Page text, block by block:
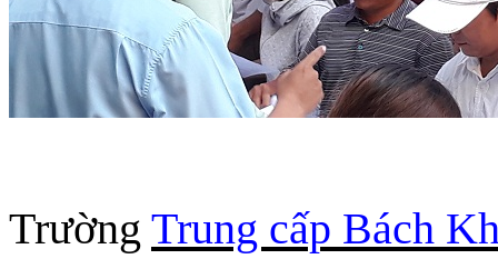
Trường Trung cấp Bách